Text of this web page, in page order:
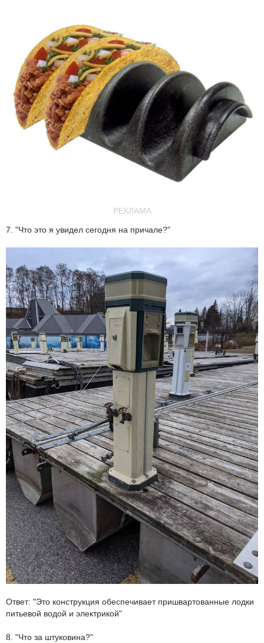
РЕКЛАМА
7. "Что это я увидел сегодня на причале?"
Ответ: "Это конструкция обеспечивает пришвартованные лодки
питьевой водой и электрикой"
8. "Что за штуковина?"